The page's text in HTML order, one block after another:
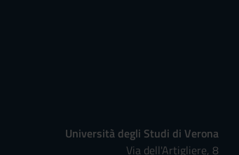
Università degli Studi di Verona
Via dell'Artigliere, 8